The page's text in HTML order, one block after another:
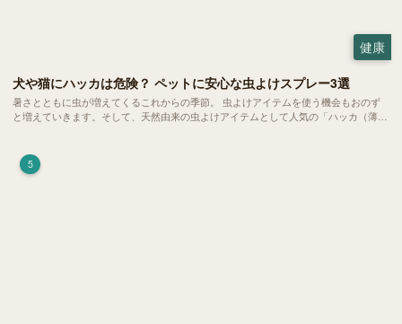
健康
犬や猫にハッカは危険？ ペットに安心な虫よけスプレー3選
暑さとともに虫が増えてくるこれからの季節。 虫よけアイテムを使う機会もおのず
と増えていきます。そして、天然由来の虫よけアイテムとして人気の「ハッカ（薄
5